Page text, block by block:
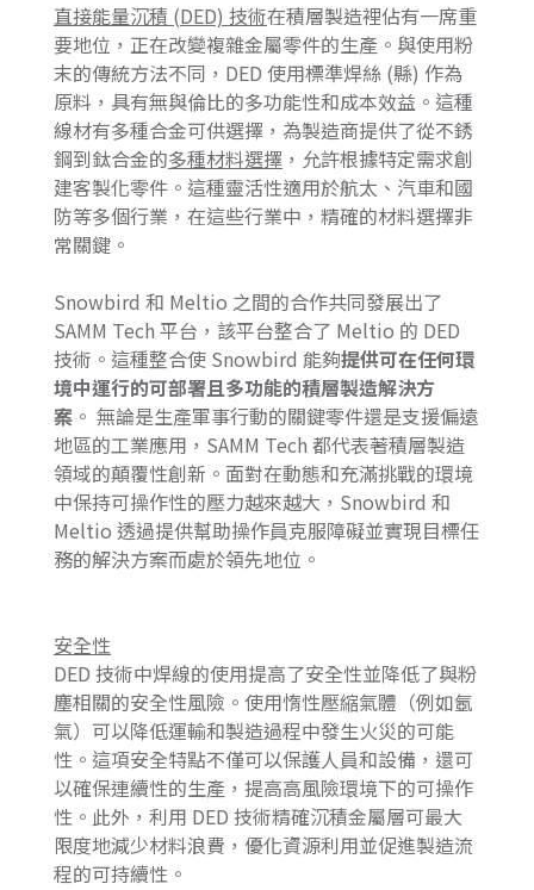
直接能量沉積 (DED) 技術在積層製造裡佔有一席重
要地位，正在改變複雜金屬零件的生產。與使用粉
末的傳統方法不同，DED 使用標準焊絲 (縣) 作為
原料，具有無與倫比的多功能性和成本效益。這種
線材有多種合金可供選擇，為製造商提供了從不銹
鋼到鈦合金的多種材料選擇 ，允許根據特定需求創
建客製化零件。這種靈活性適用於航太、汽車和國
防等多個行業，在這些行業中，精確的材料選擇非
常關鍵。
Snowbird 和 Meltio 之間的合作共同發展出了
SAMM Tech 平台，該平台整合了 Meltio 的 DED
技術。這種整合使 Snowbird 能夠提供可在任何環
境中運行的可部署且多功能的積層製造解決方
案 。 無論是生產軍事行動的關鍵零件還是支援偏遠
地區的工業應用，SAMM Tech 都代表著積層製造
領域的顛覆性創新。面對在動態和充滿挑戰的環境
中保持可操作性的壓力越來越大，Snowbird 和
Meltio 透過提供幫助操作員克服障礙並實現目標任
務的解決方案而處於領先地位。
安全性
DED 技術中焊線的使用提高了安全性並降低了與粉
塵相關的安全性風險。使用惰性壓縮氣體（例如氬
氣）可以降低運輸和製造過程中發生火災的可能
性。這項安全特點不僅可以保護人員和設備，還可
以確保連續性的生產，提高高風險環境下的可操作
性。此外，利用 DED 技術精確沉積金屬層可最大
限度地減少材料浪費，優化資源利用並促進製造流
程的可持續性。